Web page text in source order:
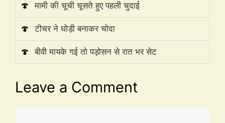
🍄 मामी की चूची चूसते हुए पहली चुदाई
🍄 टीचर ने घोड़ी बनाकर चोदा
🍄 बीवी मायके गई तो पड़ोसन से रात भर सेट
Leave a Comment